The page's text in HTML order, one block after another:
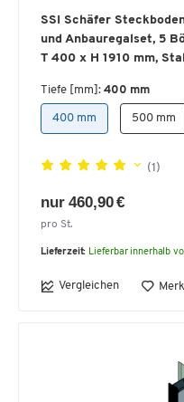
SSI Schäfer
und Anbauregalset, 5
T 400 x H 1910 mm,
Tiefe [mm]: 400 mm
400 mm 500 mm
(1)
nur 460,90 €
pro St.
Lieferzeit: Lieferbar innerhalb
Vergleichen